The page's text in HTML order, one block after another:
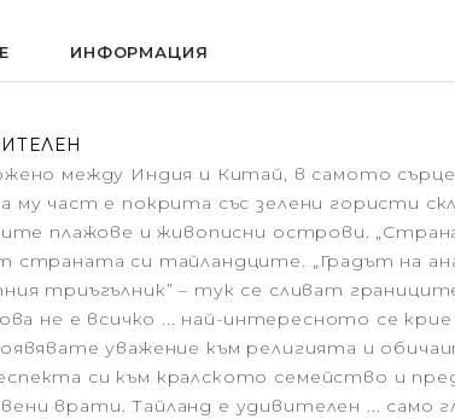
ИНФОРМАЦИЯ
между Индия и Китай, в самото сърце
му част е покрита със зелени гористи
плажове и живописни острови.
страната си тайландците. „Градът на
триъгълник” – тук се сливат
не е всичко ... най-интересното се
уважение към религията и
си към кралското семейство и
врати. Тайланд е удивителен ... само